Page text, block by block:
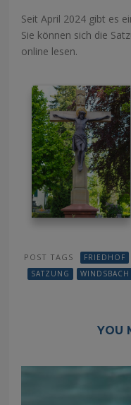
Seit April 2024 gibt es
Sie können sich die
online lesen.
POST TAGS
FRIEDHOF
SATZUNG
WINDSBACH
YOU